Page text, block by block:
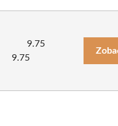
9.75
9.75